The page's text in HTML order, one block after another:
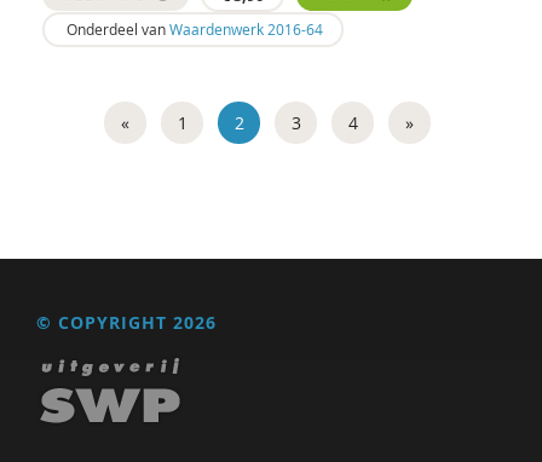
Onderdeel vanWaardenwerk 2016-64
« 1 2 3 4 »
© COPYRIGHT 2026